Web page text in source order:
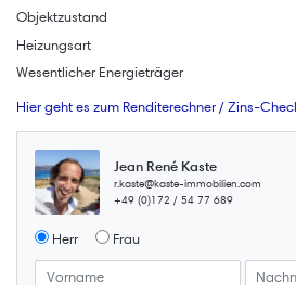
Objektzustand
Heizungsart
Wesentlicher Energieträger
Hier geht es zum Renditerechner / Zins-
Jean René Kaste
r.kaste@kaste-immobilien.com
+49 (0)172 / 54 77 689
Herr Frau